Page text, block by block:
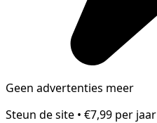
Geen advertenties meer
Steun de site • €7,99 per jaar